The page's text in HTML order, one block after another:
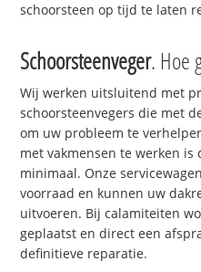
schoorsteen op tijd te laten
Schoorsteenveger. Hoe
Wij werken uitsluitend met
schoorsteenvegers die met
om uw probleem te
met vakmensen te werken
minimaal. Onze
voorraad en kunnen uw
uitvoeren. Bij calamiteiten
geplaatst en direct een
definitieve reparatie.